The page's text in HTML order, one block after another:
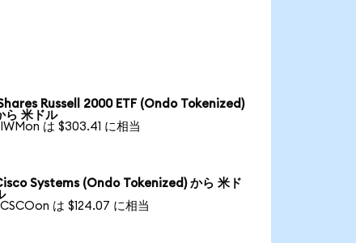
Russell 2000 ETF (Ondo Tokenized)
ら 米ドル
IWMon は $303.41 に相当
Systems (Ondo Tokenized) から 米ド
CSCOon は $124.07 に相当